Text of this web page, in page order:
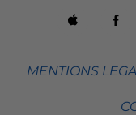
MENTIONS